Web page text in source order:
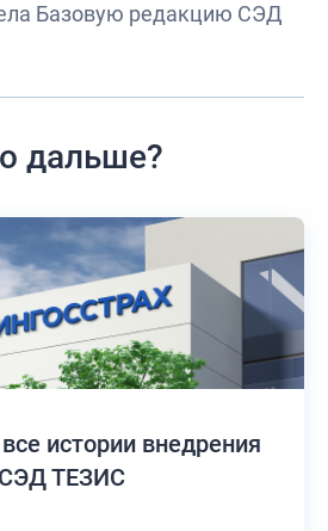
Базовую редакцию СЭД
дальше?
историивнедрения
СЭД ТЕЗИС